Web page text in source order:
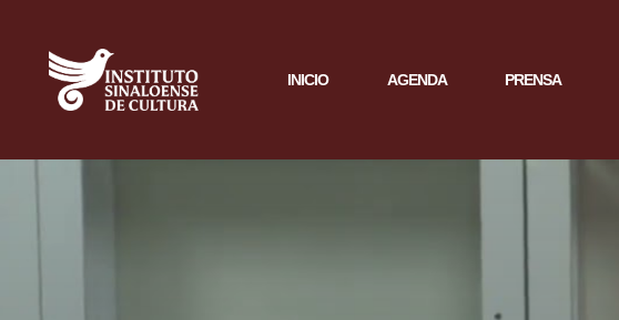
INICIO AGENDA PRENSA